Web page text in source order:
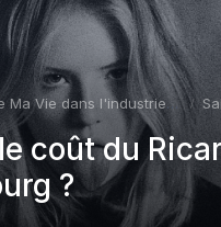
Ma Vie dans l'industrie du vin
coût du
?